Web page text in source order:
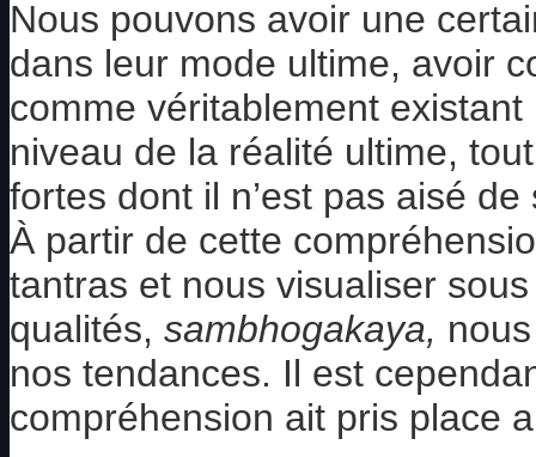
Nous pouvons avoir une
dans leur mode ultime, avoir
comme véritablement
niveau de la réalité ultime,
fortes dont il n’est pas aisé
À partir de cette
tantras et nous visualiser
qualités, sambhogakaya,
nos tendances. Il est
compréhension ait pris place